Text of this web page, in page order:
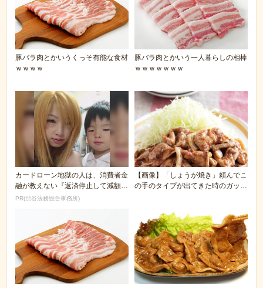
豚バラ肉とかいうくっそ有能な食材
ｗｗｗｗ
豚バラ肉とかいう一人暮らしの相棒
ｗｗｗｗｗｗｗ
カードローン地獄の人は、消費者金
融が教えない『返済停止して減額・
免除する方法』で...
PR(渋谷法務総合事務所)
【画像】「しょうが焼き」頼んでこ
の手のタイプが出てきた時のガッカ